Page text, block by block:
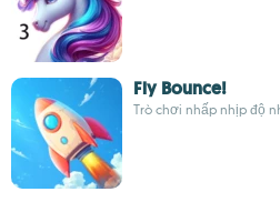
Fly Bounce!
Trò chơi nhấp nhịp độ